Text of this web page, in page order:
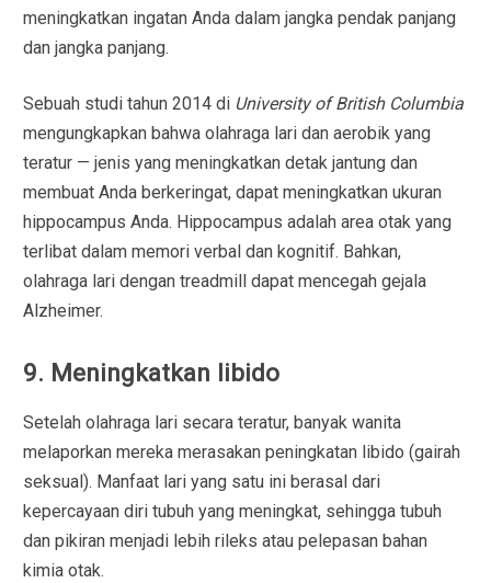
meningkatkan ingatan Anda dalam jangka pendak panjang
dan jangka panjang.
Sebuah studi tahun 2014 di University of British Columbia
mengungkapkan bahwa olahraga lari dan aerobik yang
teratur — jenis yang meningkatkan detak jantung dan
membuat Anda berkeringat, dapat meningkatkan ukuran
hippocampus Anda. Hippocampus adalah area otak yang
terlibat dalam memori verbal dan kognitif. Bahkan,
olahraga lari dengan treadmill dapat mencegah gejala
Alzheimer.
9. Meningkatkan libido
Setelah olahraga lari secara teratur, banyak wanita
melaporkan mereka merasakan peningkatan libido (gairah
seksual). Manfaat lari yang satu ini berasal dari
kepercayaan diri tubuh yang meningkat, sehingga tubuh
dan pikiran menjadi lebih rileks atau pelepasan bahan
kimia otak.